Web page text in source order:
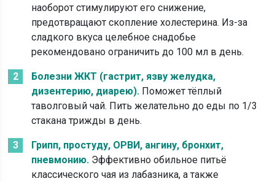
наоборот стимулируют его снижение,
предотвращают скопление холестерина. Из-за
сладкого вкуса целебное снадобье
рекомендовано ограничить до 100 мл в день.
Болезни ЖКТ (гастрит, язву желудка,
дизентерию, диарею). Поможет тёплый
таволговый чай. Пить желательно до еды по 1/3
стакана трижды в день.
Грипп, простуду, ОРВИ, ангину, бронхит,
пневмонию. Эффективно обильное питьё
классического чая из лабазника, а также